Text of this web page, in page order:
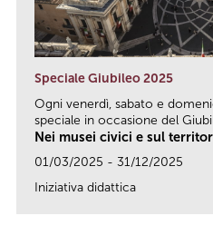
Speciale Giubileo 2025
Ogni venerdì, sabato e
speciale in occasione del
Nei musei civici e sul
01/03/2025 - 31/12/2025
Iniziativa didattica